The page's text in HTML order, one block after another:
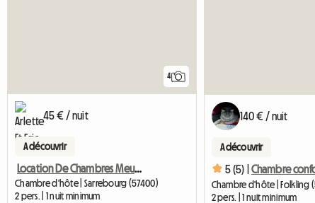
4
45 € / nuit
A découvrir
Location De Chambres Meublées
Chambre d'hôte | Sarrebourg (57400)
2 pers. | 1 nuit minimum
140 € / nuit
A découvrir
5 (5) | Chambre
Chambre d'hôte | Folkling
2 pers. | 1 nuit minimum